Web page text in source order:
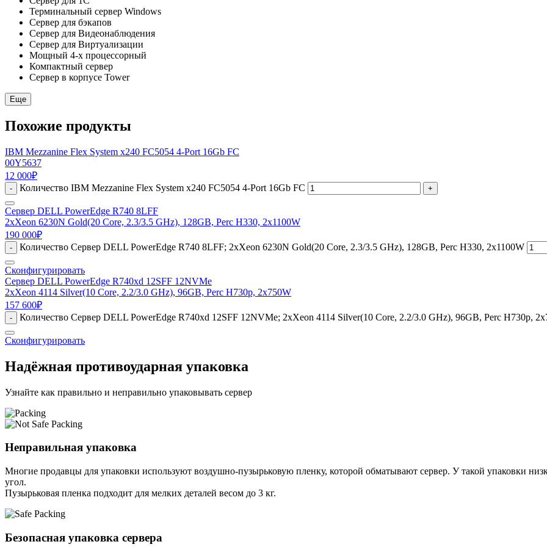
Терминальный сервер Windows
Сервер для бэкапов
Сервер для Видеонаблюдения
Сервер для Виртуализации
Мощный 4-х процессорный
Компактный сервер
Сервер в корпусе Tower
Еще
Похожие продукты
IBM Mezzanine Flex System x240 FC5054 4-Port 16Gb FC
00Y5637
12 000₽
- Количество IBM Mezzanine Flex System x240 FC5054 4-Port 16Gb FC +
Сервер DELL PowerEdge R740 8LFF
2xXeon 6230N Gold(20 Core, 2.3/3.5 GHz), 128GB, Perc H330, 2x1100W
190 000₽
- Количество Сервер DELL PowerEdge R740 8LFF; 2xXeon 6230N Gold(20 Core, 2.3/3.5 GHz), 128GB, Perc H330, 2x1100W
Сконфигурировать
Сервер DELL PowerEdge R740xd 12SFF 12NVMe
2xXeon 4114 Silver(10 Core, 2.2/3.0 GHz), 96GB, Perc H730p, 2x750W
157 600₽
- Количество Сервер DELL PowerEdge R740xd 12SFF 12NVMe; 2xXeon 4114 Silver(10 Core, 2.2/3.0 GHz), 96GB, Perc H730p,
Сконфигурировать
Надёжная противоударная упаковка
Узнайте как правильно и неправильно упаковывать сервер
Неправильная упаковка
Многие продавцы для упаковки используют воздушно-пузырьковую пленку, которой обматывают сервер. У такой упаковки
угол.
Пузырьковая пленка подходит для мелких деталей весом до 3 кг.
Безопасная упаковка сервера